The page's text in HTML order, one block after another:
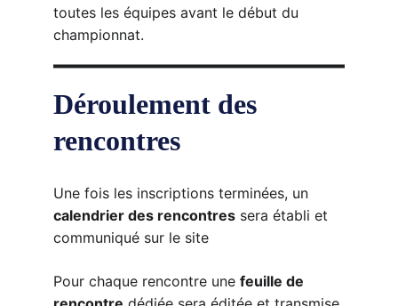
toutes les équipes avant le début du
championnat.
Déroulement des
rencontres
Une fois les inscriptions terminées, un
calendrier des rencontres sera établi et
communiqué sur le site
Pour chaque rencontre une feuille de